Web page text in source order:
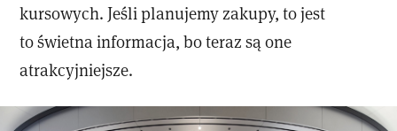
kursowych. Jeśli planujemy zakupy, to jest
to świetna informacja, bo teraz są one
atrakcyjniejsze.